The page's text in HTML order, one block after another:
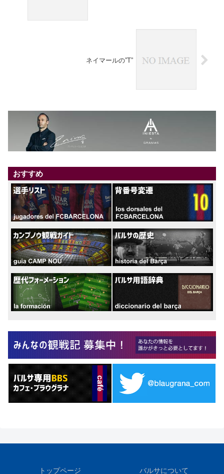
ネイマールの”T”
おすすめ
トップページ バルサについて